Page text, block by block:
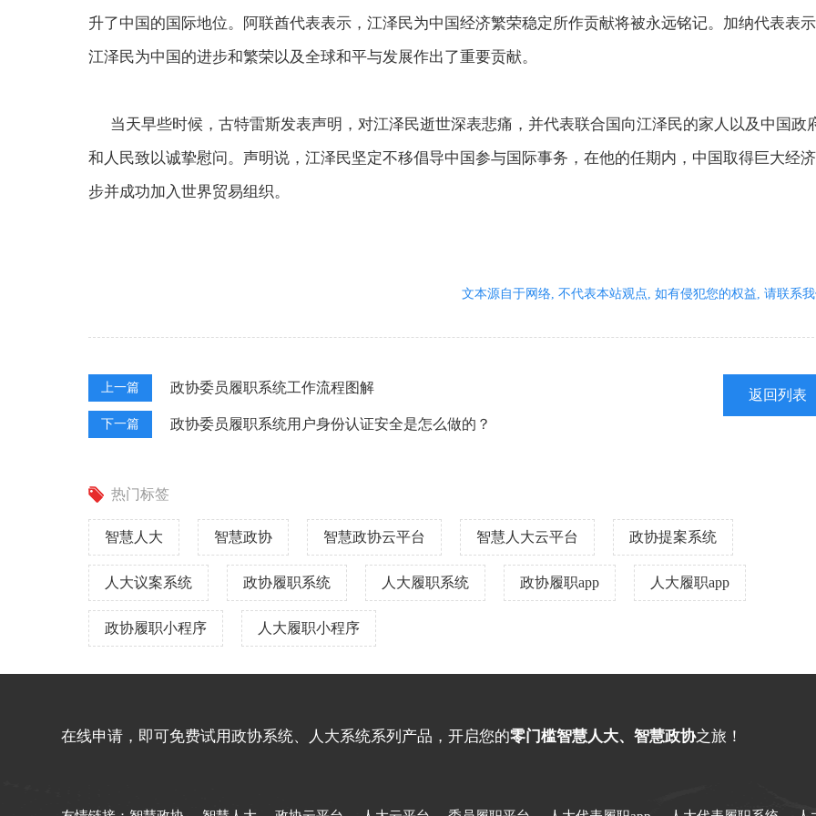
升了中国的国际地位。阿联酋代表表示，江泽民为中国经济繁荣稳定所作贡献将被永远铭记。加纳代表表示
江泽民为中国的进步和繁荣以及全球和平与发展作出了重要贡献。
当天早些时候，古特雷斯发表声明，对江泽民逝世深表悲痛，并代表联合国向江泽民的家人以及中国政
和人民致以诚挚慰问。声明说，江泽民坚定不移倡导中国参与国际事务，在他的任期内，中国取得巨大经
步并成功加入世界贸易组织。
文本源自于网络, 不代表本站观点, 如有侵犯您的权益, 请联系
上一篇 政协委员履职系统工作流程图解
下一篇 政协委员履职系统用户身份认证安全是怎么做的？
返回列表
热门标签
智慧人大 智慧政协 智慧政协云平台 智慧人大云平台 政协提案系统
人大议案系统 政协履职系统 人大履职系统 政协履职app 人大履职app
政协履职小程序 人大履职小程序
在线申请，即可免费试用政协系统、人大系统系列产品，开启您的零门槛智慧人大、智慧政协之旅！